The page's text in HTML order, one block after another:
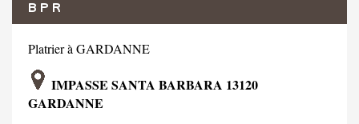
B P R
Platrier à GARDANNE
IMPASSE SANTA BARBARA 13120
GARDANNE